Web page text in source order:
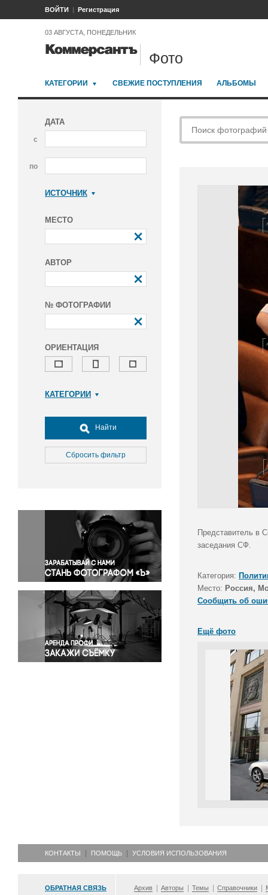
ВОЙТИ Регистрация
03 АВГУСТА, ПОНЕДЕЛЬНИК
Фото
КАТЕГОРИИ СВЕЖИЕ ПОСТУПЛЕНИЯ АЛЬБОМЫ
ДАТА
с
по
ИСТОЧНИК
МЕСТО
АВТОР
№ ФОТОГРАФИИ
ОРИЕНТАЦИЯ
КАТЕГОРИИ
Досуг, туризм и отдых
Культура
Медицина
Окружающая среда
Политика
Правосудие
Происшествия и конфликты
Религия
Светская жизнь
Спорт
Экология
Экономика и бизнес
Найти
Сбросить фильтр
Представитель в
заседания СФ.
Категория:
Место: Россия,
Сообщить об
Ещё фото
КОНТАКТЫ ПОМОЩЬ УСЛОВИЯ ИСПОЛЬЗОВАНИЯ
ОБРАТНАЯ СВЯЗЬ Архив Авторы Темы Справочники